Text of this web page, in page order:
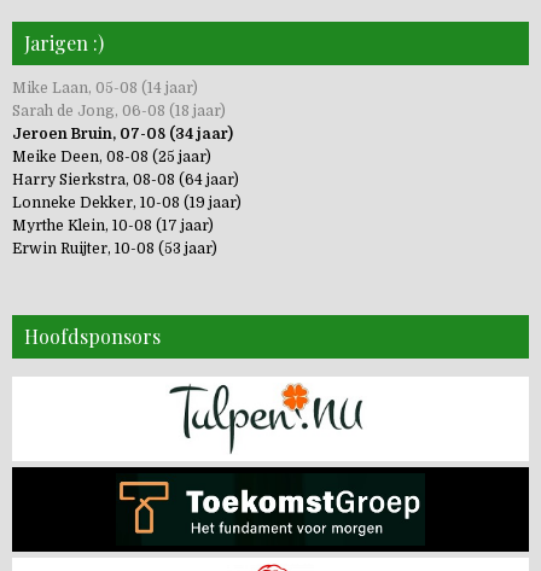
Jarigen :)
Mike Laan, 05-08 (14 jaar)
Sarah de Jong, 06-08 (18 jaar)
Jeroen Bruin, 07-08 (34 jaar)
Meike Deen, 08-08 (25 jaar)
Harry Sierkstra, 08-08 (64 jaar)
Lonneke Dekker, 10-08 (19 jaar)
Myrthe Klein, 10-08 (17 jaar)
Erwin Ruijter, 10-08 (53 jaar)
Hoofdsponsors